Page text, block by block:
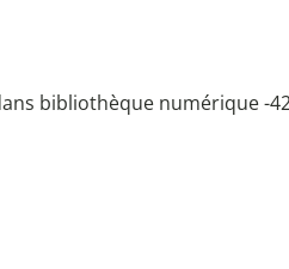
bibliothèque numérique -